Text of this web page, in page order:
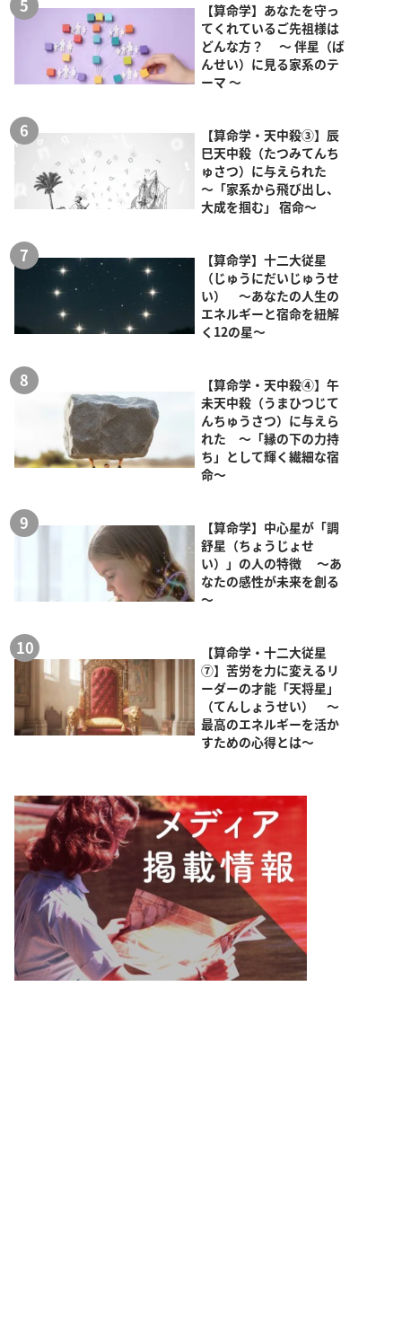
【算命学】あなたを守っ
てくれているご先祖様は
どんな方？ ～ 伴星（ば
んせい）に見る家系のテ
ーマ ～
【算命学・天中殺③】辰
巳天中殺（たつみてんち
ゅさつ）に与えられた
～「家系から飛び出し、
大成を掴む」 宿命～
【算命学】十二大従星
（じゅうにだいじゅうせ
い） ～あなたの人生の
エネルギーと宿命を紐解
く12の星～
【算命学・天中殺④】午
未天中殺（うまひつじて
んちゅうさつ）に与えら
れた ～「縁の下の力持
ち」として輝く繊細な宿
命～
【算命学】中心星が「調
舒星（ちょうじょせ
い）」の人の特徴 ～あ
なたの感性が未来を創る
～
【算命学・十二大従星
⑦】苦労を力に変えるリ
ーダーの才能「天将星」
（てんしょうせい） ～
最高のエネルギーを活か
すための心得とは～